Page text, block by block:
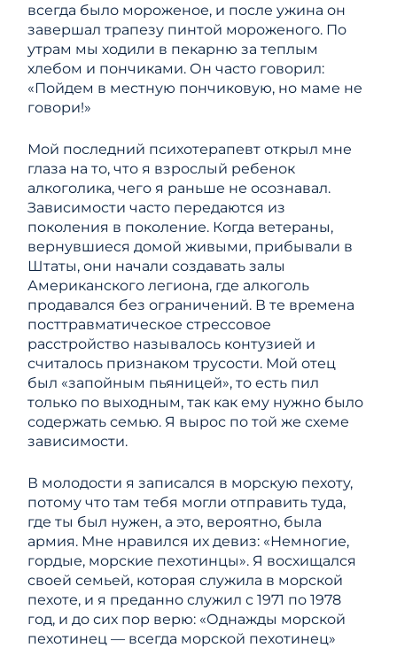
всегда было мороженое, и после ужина он
завершал трапезу пинтой мороженого. По
утрам мы ходили в пекарню за теплым
хлебом и пончиками. Он часто говорил:
«Пойдем в местную пончиковую, но маме не
говори!»
Мой последний психотерапевт открыл мне
глаза на то, что я взрослый ребенок
алкоголика, чего я раньше не осознавал.
Зависимости часто передаются из
поколения в поколение. Когда ветераны,
вернувшиеся домой живыми, прибывали в
Штаты, они начали создавать залы
Американского легиона, где алкоголь
продавался без ограничений. В те времена
посттравматическое стрессовое
расстройство называлось контузией и
считалось признаком трусости. Мой отец
был «запойным пьяницей», то есть пил
только по выходным, так как ему нужно было
содержать семью. Я вырос по той же схеме
зависимости.
В молодости я записался в морскую пехоту,
потому что там тебя могли отправить туда,
где ты был нужен, а это, вероятно, была
армия. Мне нравился их девиз: «Немногие,
гордые, морские пехотинцы». Я восхищался
своей семьей, которая служила в морской
пехоте, и я преданно служил с 1971 по 1978
год, и до сих пор верю: «Однажды морской
пехотинец — всегда морской пехотинец»